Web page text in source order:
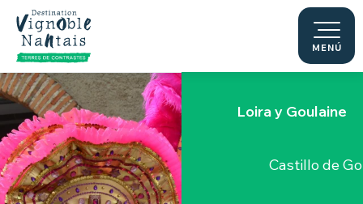
Aller
contenu
principal
MENÚ
Le Moulin du
Sèvre
Loira y Goulaine
Castillo de